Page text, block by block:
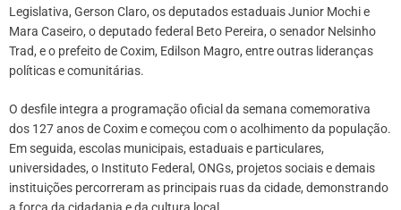
Legislativa, Gerson Claro, os deputados estaduais Junior Mochi e
Mara Caseiro, o deputado federal Beto Pereira, o senador Nelsinho
Trad, e o prefeito de Coxim, Edilson Magro, entre outras lideranças
políticas e comunitárias.
O desfile integra a programação oficial da semana comemorativa
dos 127 anos de Coxim e começou com o acolhimento da população.
Em seguida, escolas municipais, estaduais e particulares,
universidades, o Instituto Federal, ONGs, projetos sociais e demais
instituições percorreram as principais ruas da cidade, demonstrando